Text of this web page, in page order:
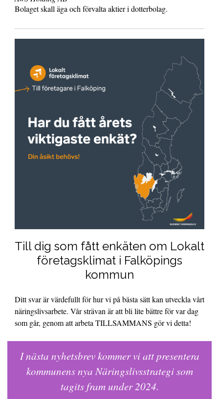
Bolaget skall äga och förvalta aktier i dotterbolag.
Till dig som fått enkäten om Lokalt
företagsklimat i Falköpings
kommun
Ditt svar är värdefullt för hur vi på bästa sätt kan utveckla vårt
näringslivsarbete. Vår strävan är att bli lite bättre för var dag
som går, genom att arbeta TILLSAMMANS gör vi detta!
I nästa nyhetsbrev kommer vi att presentera
kommunens nya Näringslivsstrategi som
tagits fram under 2024.